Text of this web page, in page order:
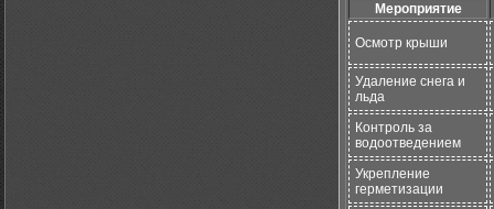
Мероприятие
Осмотр крыши
Удаление снега и
льда
Контроль за
водоотведением
Укрепление
герметизации